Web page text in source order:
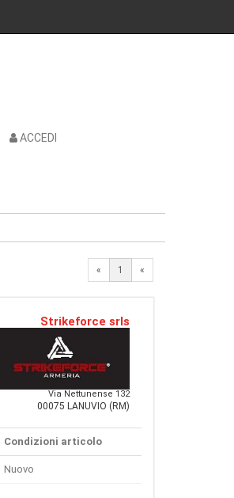
ACCEDI
« 1 «
Strikeforce srls
Via Nettunense 132
00075 LANUVIO (RM)
Condizioni articolo
Nuovo